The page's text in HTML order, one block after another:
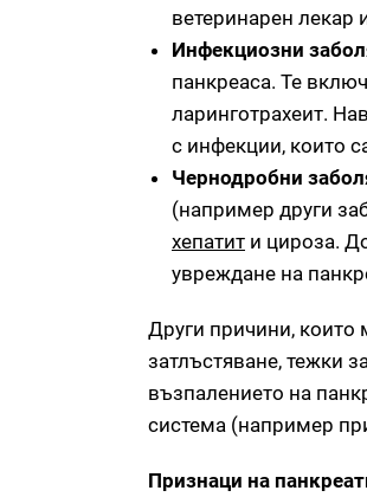
ветеринарен лекар
Инфекциозни
панкреаса. Те
ларинготрахеит.
с инфекции, които
Чернодробни
(например други
хепатит и цироза.
увреждане на
Други причини, които
затлъстяване, тежки
възпалението на
система (например
Признаци на